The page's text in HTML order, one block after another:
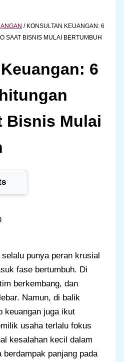
/ KONSULTAN KEUANGAN: 6
SAAT BISNIS MULAI BERTUMBUH
6
Bisnis Mulai
selalu punya peran krusial
fase bertumbuh. Di
berkembang, dan
Namun, di balik
keuangan juga ikut
usaha terlalu fokus
kesalahan kecil dalam
panjang pada